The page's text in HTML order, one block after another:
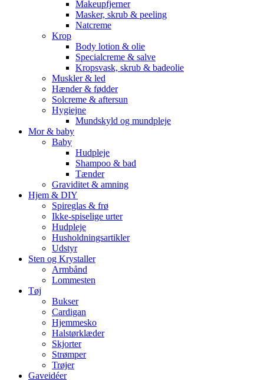
Makeupfjerner
Masker, skrub & peeling
Natcreme
Krop
Body lotion & olie
Specialcreme & salve
Kropsvask, skrub & badeolie
Muskler & led
Hænder & fødder
Solcreme & aftersun
Hygiejne
Mundskyld og mundpleje
Mor & baby
Baby
Hudpleje
Shampoo & bad
Tænder
Graviditet & amning
Hjem & DIY
Spireglas & frø
Ikke-spiselige urter
Hudpleje
Husholdningsartikler
Udstyr
Sten og Krystaller
Armbånd
Lommesten
Tøj
Bukser
Cardigan
Hjemmesko
Halstørklæder
Skjorter
Strømper
Trøjer
Gaveidéer